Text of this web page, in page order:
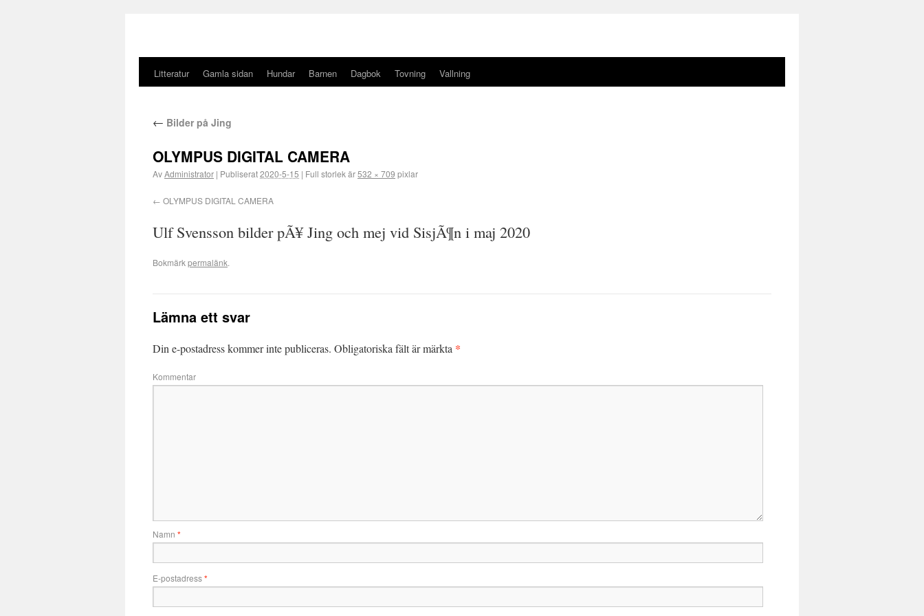
Litteratur Gamla sidan Hundar Barnen Dagbok Tovning Vallning
← Bilder på Jing
OLYMPUS DIGITAL CAMERA
AvAdministrator | Publiserat2020-5-15 | Full storlek är532 × 709 pixlar
OLYMPUS DIGITAL CAMERA
Ulf Svensson bilder pÃ¥ Jing och mej vid SisjÃ¶n i maj 2020
Bokmärkpermalänk.
Lämna ett svar
Din e-postadress kommer inte publiceras. Obligatoriska fält är märkta *
Kommentar
Namn *
E-postadress*